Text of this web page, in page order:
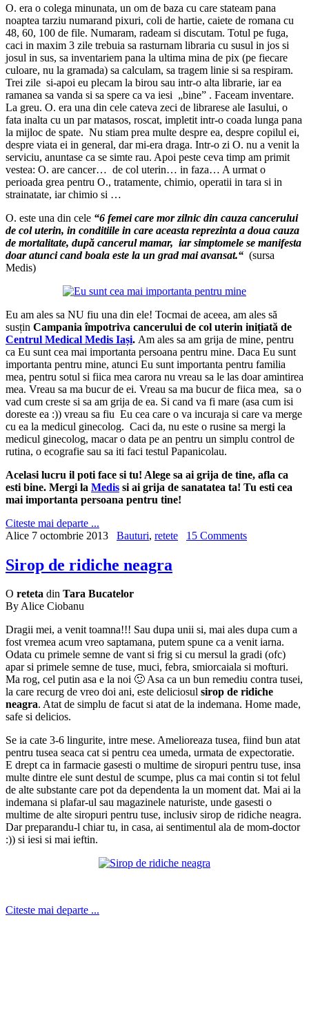
O. era o colega minunata, un om de baza cu care stateam pana
noaptea tarziu numarand pixuri, coli de hartie, caiete de romana cu
48, 60, 100 de file. Numaram, radeam si discutam. Totul pe fuga,
caci in maxim 3 zile trebuia sa rasturnam libraria cu susul in jos si
josul in sus, sa inventariem pana la ultima mina de pix (pe fiecare
culoare, nu la gramada) sa calculam, sa tragem linie si sa respiram.
Trei zile si-apoi eu plecam la birou sau intr-o alta librarie, iar ea
ramanea sa vanda si sa spere ca va iesi „bine” . Faceam inventare.
La greu. O. era una din cele cateva zeci de librarese ale Iasului, o
fata inalta cu un par matasos, roscat, impletit intr-o coada lunga pana
la mijloc de spate. Nu stiam prea multe despre ea, despre copilul ei,
despre viata ei in general, dar mi-era draga. Intr-o zi O. nu a venit la
serviciu, anuntase ca se simte rau. Apoi peste ceva timp am primit
vestea: O. are cancer… de col uterin… in faza… A urmat o
perioada grea pentru O., tratamente, chimio, operatii in tara si in
strainatate, iar chimio si …
O. este una din cele “6 femei care mor zilnic din cauza cancerului
de col uterin, in conditiile in care aceasta reprezinta a doua cauza
de mortalitate, după cancerul mamar, iar simptomele se manifesta
doar atunci cand boala este la un grad mai avansat.“ (sursa
Medis)
Eu am ales sa NU fiu una din ele! Tocmai de aceea, am ales să
susțin Campania împotriva cancerului de col uterin inițiată de
Centrul Medical Medis Iași. Am ales sa am grija de mine, pentru
ca Eu sunt cea mai importanta persoana pentru mine. Daca Eu sunt
importanta pentru mine, atunci Eu sunt importanta pentru familia
mea, pentru sotul si fiica mea carora nu vreau sa le las doar amintirea
mea. Vreau sa ma bucur de ei. Vreau sa ma bucur de fiica mea, sa o
vad cum creste si sa am grija de ea. Si cand va fi mare (asa cum isi
doreste ea :)) vreau sa fiu Eu cea care o va incuraja si care va merge
cu ea la medicul ginecolog. Caci da, nu este o rusine sa mergi la
medicul ginecolog, macar o data pe an pentru un simplu control de
rutina, o ecografie sau sa iti faci testul Papanicolau.
Acelasi lucru il poti face si tu! Alege sa ai grija de tine, afla ca
esti bine. Mergi la Medis si ai grija de sanatatea ta! Tu esti cea
mai importanta persoana pentru tine!
Citeste mai departe ...
Alice 7 octombrie 2013 Bauturi, retete 15 Comments
Sirop de ridiche neagra
O reteta din Tara Bucatelor
By Alice Ciobanu
Dragii mei, a venit toamna!!! Sau dupa unii si, mai ales dupa cum a
fost vremea acum vreo saptamana, putem spune ca a venit iarna.
Odata cu primele semne de vant si frig si cu mersul la gradi (ofc)
apar si primele semne de tuse, muci, febra, smiorcaiala si mofturi.
Ma rog, cel putin asa e la noi 🙂 Asa ca un bun remediu contra tusei,
la care recurg de vreo doi ani, este deliciosul sirop de ridiche
neagra. Atat de simplu de facut si atat de la indemana. Home made,
safe si delicios.
Se ia cate 3-6 lingurite, intre mese. Amelioreaza tusea, fiind bun atat
pentru tusea seaca cat si pentru cea umeda, urmata de expectoratie.
E drept ca in farmacie gasesti o multime de siropuri pentru tuse, insa
multe dintre ele sunt destul de scumpe, plus ca mai contin si tot felul
de alte substante care pot da dependenta la un moment dat. Mai ai la
indemana si plafar-ul sau magazinele naturiste, unde gasesti o
multime de alte siropuri pentru tuse, inclusiv sirop de ridiche neagra.
Dar preparandu-l chiar tu, in casa, ai sentimentul ala de mom-doctor
:)) si iesi si mai ieftin.
Citeste mai departe ...